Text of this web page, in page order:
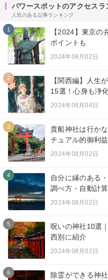
パワースポットのアクセスラ
人気のある記事ランキング
1
【2024】東京の
ポイントも
2024年08月02日
2
【関西編】人生
15選！心身も浄
2024年08月04日
3
貴船神社は行か
チュアル的御利
2024年08月02日
4
自分に縁のある
調べ方・自動計
2024年08月02日
5
呪いの神社10選
西別に紹介
2024年08月02日
6
除霊ができる神